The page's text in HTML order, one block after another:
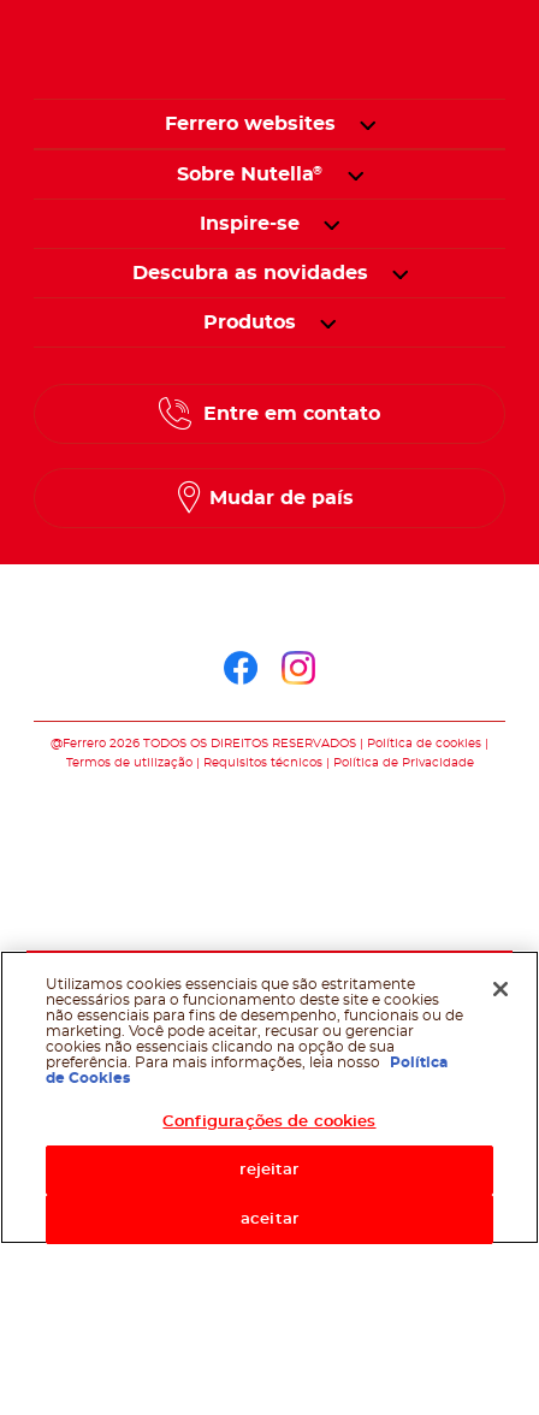
Ferrero websites
Sobre Nutella®
Inspire-se
Descubra as novidades
Produtos
Entre em contato
Mudar de país
@Ferrero 2026 TODOS OS DIREITOS RESERVADOS
Política de cookies
Termos de utilização
Requisitos técnicos Política de Privacidade
Utilizamos cookies essenciais que são estritamente
necessários para o funcionamento deste site e cookies
não essenciais para fins de desempenho, funcionais ou de
marketing. Você pode aceitar, recusar ou gerenciar
cookies não essenciais clicando na opção de sua
preferência. Para mais informações, leia nosso
Política
de Cookies
Configurações de cookies
rejeitar
aceitar